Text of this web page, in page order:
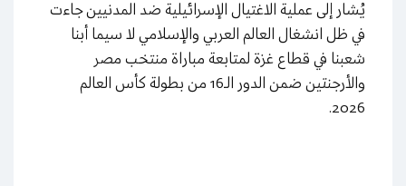
يُشار إلى عملية الاغتيال الإسرائيلية ضد المدنيين جاءت
في ظل انشغال العالم العربي والإسلامي لا سيما أبنا
شعبنا في قطاع غزة لمتابعة مباراة منتخب مصر
والأرجنتين ضمن الدور الـ16 من بطولة كأس العالم
2026.